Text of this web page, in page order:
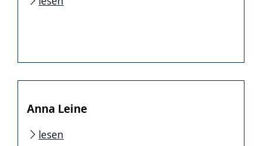
Anna Leine
lesen